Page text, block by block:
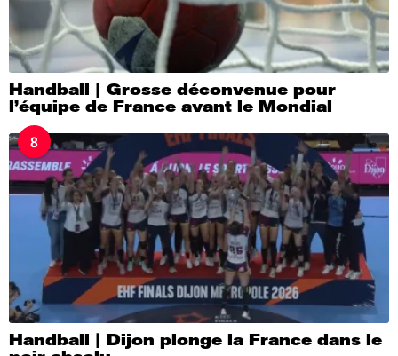
Handball | Grosse déconvenue pour
l’équipe de France avant le Mondial
8
Handball | Dijon plonge la France dans le